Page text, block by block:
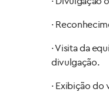
·
· Visita da
divulgação.
· Exibição